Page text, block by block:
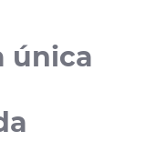
única